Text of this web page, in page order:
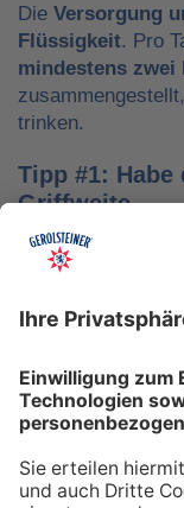
Die Versorgung
Flüssigkeit. Pro
mindestens
trinken.
Tipp #1:
Griffweite
Ob bei der Arbeit
nicht vergisst.
etwas Wasser
hinnehmen.
Tipp #2:
Über Nacht